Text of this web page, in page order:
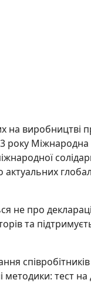
виробництві
року Міжнародна
актуальних
не про
та
тест на